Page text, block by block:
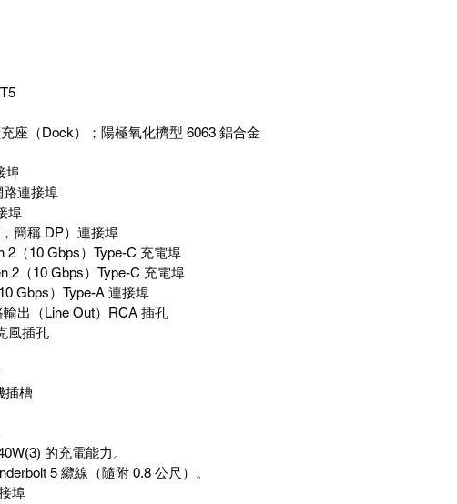
座（Dock）；陽極氧化擠型 6063 鋁合金
埠
路連接埠
埠
，簡稱 DP）連接埠
2 （10 Gbps） Type-C 充電埠
2 （10 Gbps） Type-C 充電埠
10 Gbps） Type-A 連接埠
出（Line Out） RCA 插孔
風插孔
插槽
的充電能力。
5 纜線（隨附 0.8 公尺）。
埠